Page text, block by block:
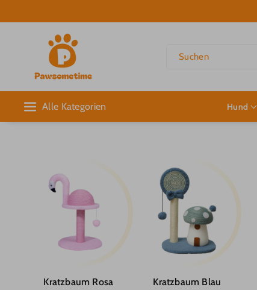
Inhalt
Suchen
Alle Kategorien Hund
Kratzbaum Rosa Kratzbaum Blau